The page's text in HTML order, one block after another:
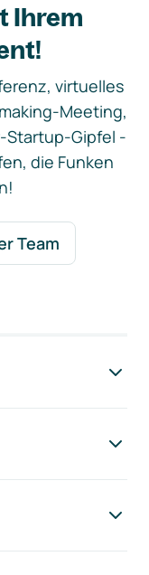
Ihrem
virtuelles
Meeting,
Startup-Gipfel -
die Funken
Team